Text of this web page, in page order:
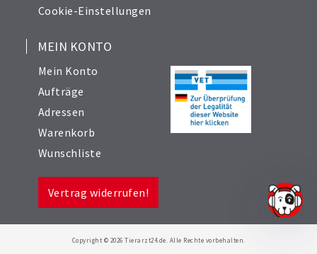
Cookie-Einstellungen
MEIN KONTO
Mein Konto
Aufträge
Adressen
Warenkorb
Wunschliste
Vertrag widerrufen!
Copyright © 2026 Tierarzt24.de. Alle Rechte vorbehalten.